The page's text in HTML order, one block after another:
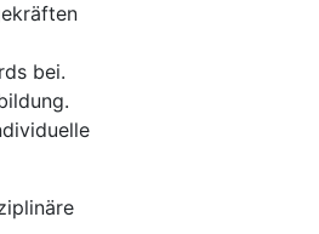
bei.